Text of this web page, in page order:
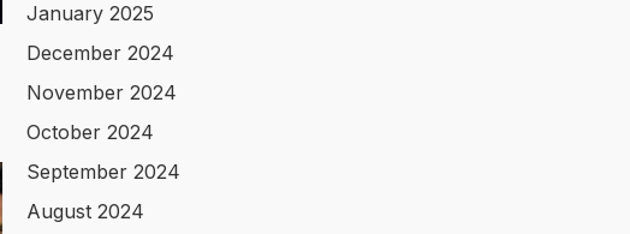
January 2025
December 2024
November 2024
October 2024
September 2024
August 2024